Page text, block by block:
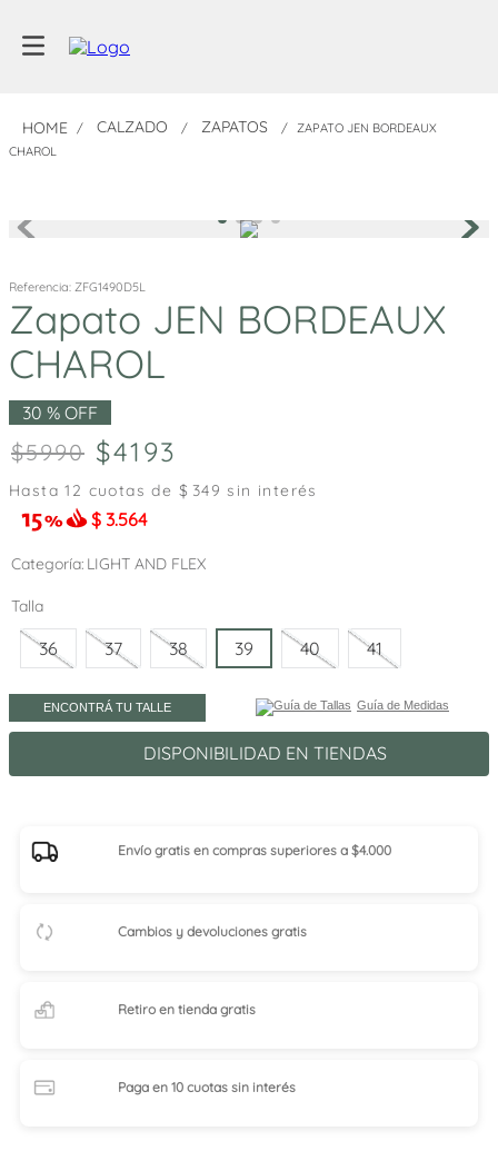
CALZADO ZAPATOS
ZAPATO JEN BORDEAUX
CHAROL
Referencia: ZFG1490D5L
Zapato JEN BORDEAUX
CHAROL
30 % OFF
5990 4193
Hasta12 cuotas de $ 349 sin interés
$ 3.564
Categoría LIGHT AND FLEX
Talla
36 37 38 39 40 41
ENCONTRÁ TU TALLE Guía de Medidas
DISPONIBILIDAD EN TIENDAS
Envío gratis en compras superiores a $4.000
Cambios y devoluciones gratis
Retiro en tiendagratis
Paga en 10 cuotassin interés